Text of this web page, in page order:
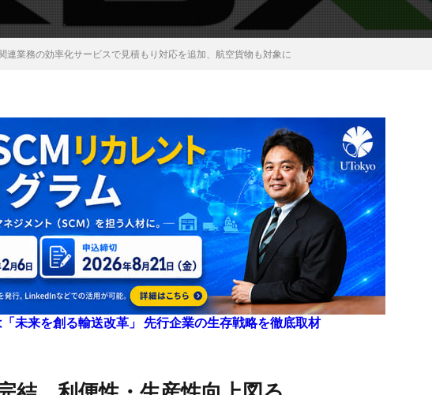
連業務の効率化サービスで見積もり対応を追加、航空貨物も対象に
未来を創る輸送改革」 先行企業の生存戦略を徹底取材